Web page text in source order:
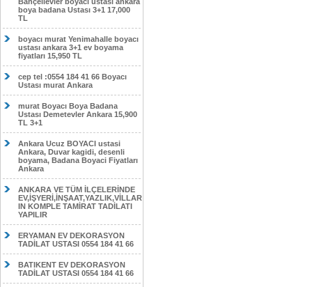
boya badana Ustası 3+1 17,000
TL
boyacı murat Yenimahalle boyacı
ustası ankara 3+1 ev boyama
fiyatları 15,950 TL
cep tel :0554 184 41 66 Boyacı
Ustası murat Ankara
murat Boyacı Boya Badana
Ustası Demetevler Ankara 15,900
TL 3+1
Ankara Ucuz BOYACI ustasi
Ankara, Duvar kagidi, desenli
boyama, Badana Boyaci Fiyatları
Ankara
ANKARA VE TÜM İLÇELERİNDE
EV,İŞYERİ,İNŞAAT,YAZLIK,VİLLAR
IN KOMPLE TAMİRAT TADİLATI
YAPILIR
ERYAMAN EV DEKORASYON
TADİLAT USTASI 0554 184 41 66
BATIKENT EV DEKORASYON
TADİLAT USTASI 0554 184 41 66